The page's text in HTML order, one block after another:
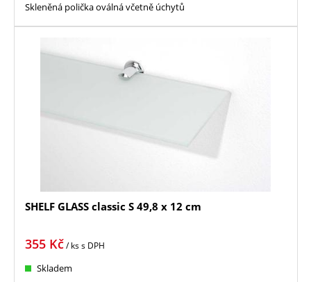
Skleněná polička oválná včetně úchytů
SHELF GLASS classic S 49,8 x 12 cm
355 Kč/ kss DPH
Skladem